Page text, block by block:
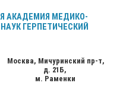
Москва, Мичуринский пр-т,
д. 21Б,
м. Раменки